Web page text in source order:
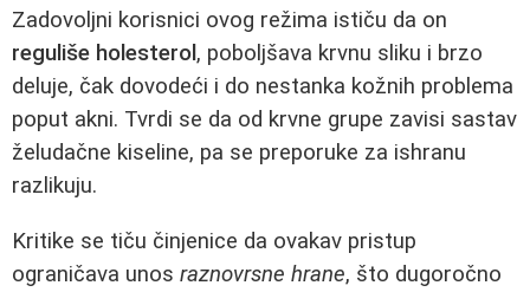
Zadovoljni korisnici ovog režima ističu da on
reguliše holesterol , poboljšava krvnu sliku i brzo
deluje, čak dovodeći i do nestanka kožnih problema
poput akni. Tvrdi se da od krvne grupe zavisi sastav
želudačne kiseline, pa se preporuke za ishranu
razlikuju.
Kritike se tiču činjenice da ovakav pristup
ograničava unos raznovrsne hrane, što dugoročno